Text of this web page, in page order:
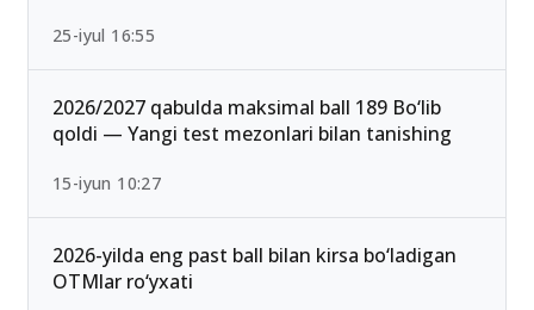
25-iyul 16:55
2026/2027 qabulda maksimal ball 189 Bo‘lib
qoldi — Yangi test mezonlari bilan tanishing
15-iyun 10:27
2026-yilda eng past ball bilan kirsa bo‘ladigan
OTMlar ro‘yxati